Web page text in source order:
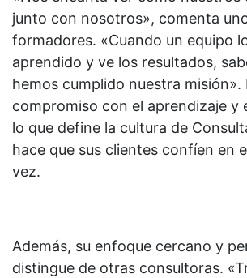
junto con nosotros», comenta
formadores. «Cuando un equipo
aprendido y ve los resultados,
hemos cumplido nuestra misión».
compromiso con el aprendizaje y
lo que define la cultura de
hace que sus clientes confíen en
vez.
Además, su enfoque cercano y
distingue de otras consultoras.